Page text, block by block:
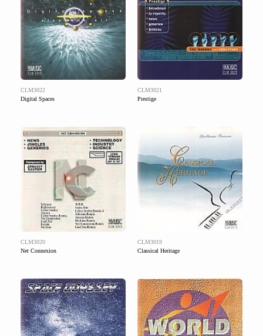
CLM3022
Digital Spaces
CLM3021
Prestige
CLM3020
Net Connexion
CLM3019
Classical Heritage